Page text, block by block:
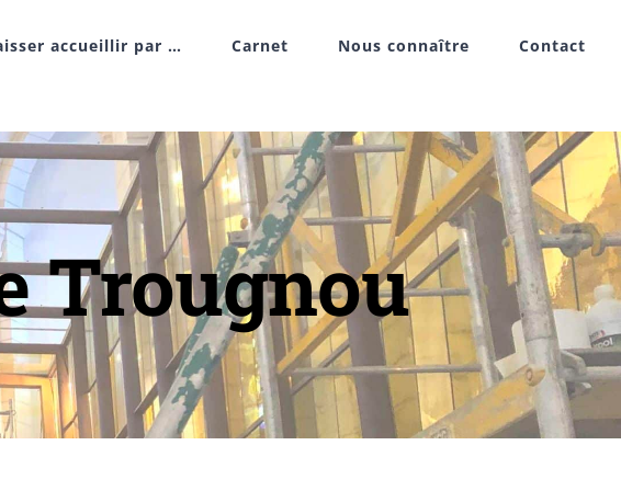
accueillir par … Carnet Nous connaître Contact
Trougnou